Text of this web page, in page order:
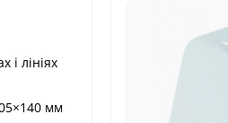
і лініях
мм